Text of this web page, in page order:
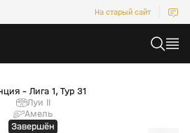
На старый сайт
- Лига 1, Тур 31
Луи II
Амель
Завершён